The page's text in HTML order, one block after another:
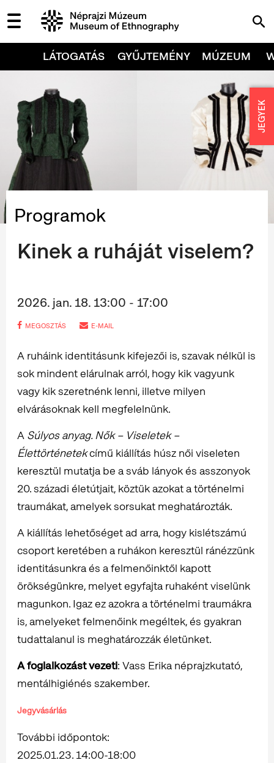
LÁTOGATÁS GYŰJTEMÉNY MÚZEUM
Programok
Kinek a ruháját viselem?
2026. jan. 18. 13:00 - 17:00
MEGOSZTÁS E-MAIL
A ruháink identitásunk kifejezői is, szavak nélkül is
sok mindent elárulnak arról, hogy kik vagyunk
vagy kik szeretnénk lenni, illetve milyen
elvárásoknak kell megfelelnünk.
A Súlyos anyag. Nők – Viseletek –
Élettörténetekcímű kiállítás húsz női viseleten
keresztül mutatja be a sváb lányok és asszonyok
20. századi életútjait, köztük azokat a történelmi
traumákat, amelyek sorsukat meghatározták.
A kiállítás lehetőséget ad arra, hogy kislétszámú
csoport keretében a ruhákon keresztül ránézzünk
identitásunkra és a felmenőinktől kapott
örökségünkre, melyet egyfajta ruhaként viselünk
magunkon. Igaz ez azokra a történelmi traumákra
is, amelyeket felmenőink megéltek, és gyakran
tudattalanul is meghatározzák életünket.
A foglalkozást vezeti: Vass Erika néprajzkutató,
mentálhigiénés szakember.
Jegyvásárlás
További időpontok:
2025.01.23. 14:00-18:00
JEGYEK